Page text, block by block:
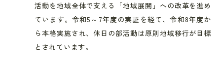
活動を地域全体で支える「地域展開」への改革を進め
ています。令和5～7年度の実証を経て、令和8年度か
ら本格実施され、休日の部活動は原則地域移行が目標
とされています。